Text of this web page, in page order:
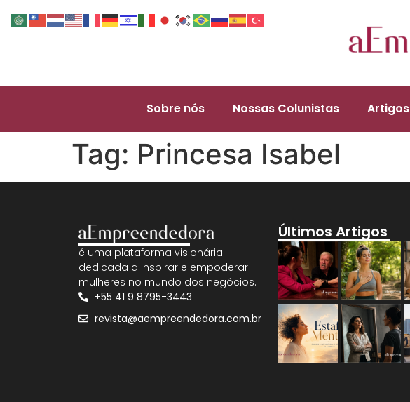
Sobre nós Nossas Colunistas Artigos
Tag: Princesa Isabel
é uma plataforma visionária
dedicada a inspirar e empoderar
mulheres no mundo dos negócios.
+55 41 9 8795-3443
revista@aempreendedora.com.br
Últimos Artigos